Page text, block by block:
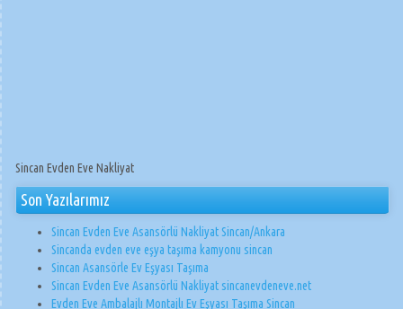
Sincan Evden Eve Nakliyat
Son Yazılarımız
Sincan Evden Eve Asansörlü Nakliyat Sincan/Ankara
Sincanda evden eve eşya taşıma kamyonu sincan
Sincan Asansörle Ev Eşyası Taşıma
Sincan Evden Eve Asansörlü Nakliyat sincanevdeneve.net
Evden Eve Ambalajlı Montajlı Ev Eşyası Taşıma Sincan